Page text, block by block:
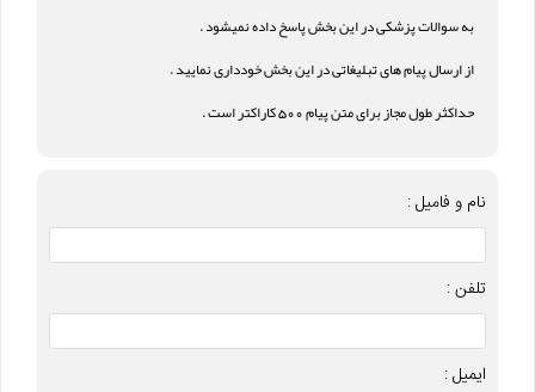
به سوالات پزشکی در این بخش پاسخ داده نمیشود .
از ارسال پیام های تبلیغاتی در این بخش خودداری نمایید .
حداکثر طول مجاز برای متن پیام 500 کاراکتر است .
نام و فامیل :
تلفن :
ایمیل :